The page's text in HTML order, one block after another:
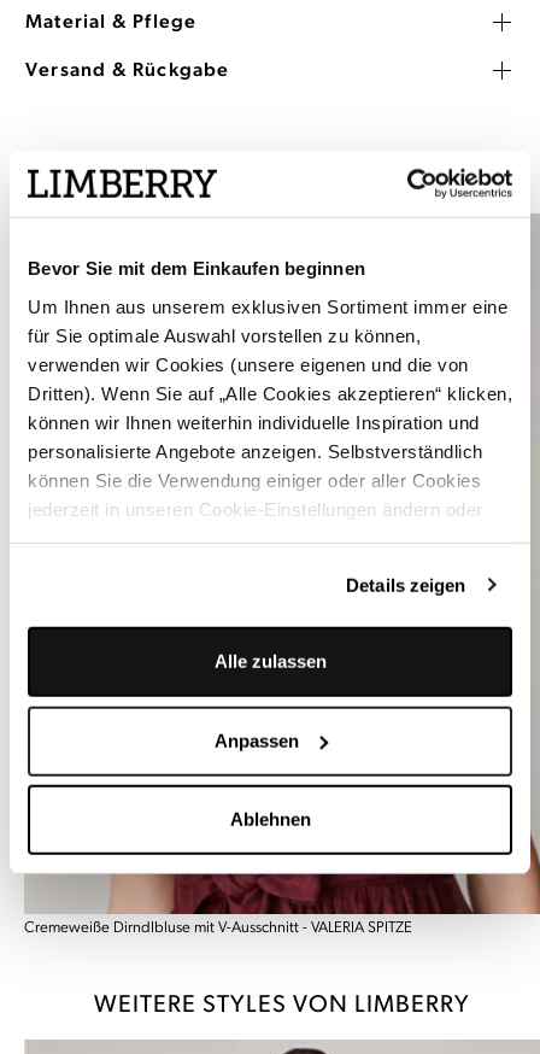
Bevor Sie mit dem Einkaufen beginnen
Um Ihnen aus unserem exklusiven Sortiment immer eine
für Sie optimale Auswahl vorstellen zu können,
verwenden wir Cookies (unsere eigenen und die von
Dritten). Wenn Sie auf „Alle Cookies akzeptieren“ klicken,
können wir Ihnen weiterhin individuelle Inspiration und
personalisierte Angebote anzeigen. Selbstverständlich
können Sie die Verwendung einiger oder aller Cookies
jederzeit in unseren Cookie-Einstellungen ändern oder
Details zeigen
Alle zulassen
Anpassen
Ablehnen
Material & Pflege
Versand & Rückgabe
DAS PASST DAZU
Cremeweiße Dirndlbluse mit V-Ausschnitt - VALERIA SPITZE
WEITERE STYLES VON LIMBERRY